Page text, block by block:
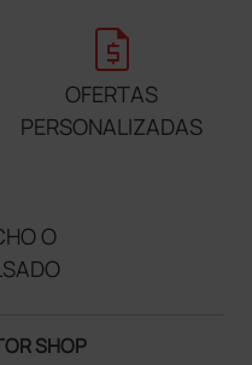
request_quote
OFERTAS
PERSONALIZADAS
O
SHOP